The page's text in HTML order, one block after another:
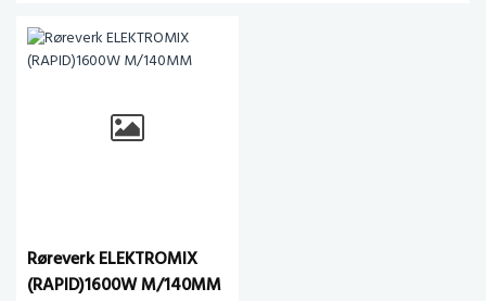
Røreverk ELEKTROMIX
(RAPID)1600W M/140MM